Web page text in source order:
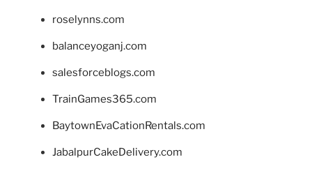
roselynns.com
balanceyoganj.com
salesforceblogs.com
TrainGames365.com
BaytownEvaCationRentals.com
JabalpurCakeDelivery.com